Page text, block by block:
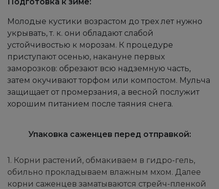
Молодые кустики возрастом до трех лет нужно
укрывать, т. к. они обладают слабой
устойчивостью к морозам. К процедуре
приступают осенью, накануне первых
заморозков: обрезают всю надземную часть,
затем окучивают торфом или компостом. Мульча
защищает от промерзания, а весной послужит
хорошим питанием после таяния снега.
Упаковка саженцев перед отправкой:
1. Корни растений, обмакиваем в гидро-гель,
обильно прокладываем влажным мхом. Далее
корни саженцев заматываются стрейч-пленкой